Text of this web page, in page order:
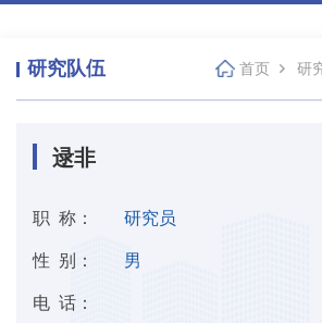
研究队伍 首页 研
逯非
职 称： 研究员
性 别： 男
电 话：